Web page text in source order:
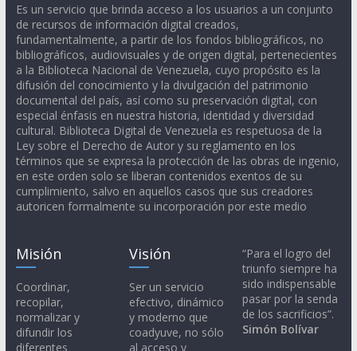
Es un servicio que brinda acceso a los usuarios a un conjunto
de recursos de información digital creados,
fundamentalmente, a partir de los fondos bibliográficos, no
bibliográficos, audiovisuales y de origen digital, pertenecientes
a la Biblioteca Nacional de Venezuela, cuyo propósito es la
difusión del conocimiento y la divulgación del patrimonio
documental del país, así como su preservación digital, con
especial énfasis en nuestra historia, identidad y diversidad
cultural. Biblioteca Digital de Venezuela es respetuosa de la
Ley sobre el Derecho de Autor y su reglamento en los
términos que se expresa la protección de las obras de ingenio,
en este orden solo se liberan contenidos exentos de su
cumplimiento, salvo en aquellos casos que sus creadores
autoricen formalmente su incorporación por este medio
Misión
Coordinar,
recopilar,
normalizar y
difundir los
diferentes
Visión
Ser un servicio
efectivo, dinámico
y moderno que
coadyuve, no sólo
al acceso y
“Para el logro del
triunfo siempre ha
sido indispensable
pasar por la senda
de los sacrificios”.
Simón Bolívar